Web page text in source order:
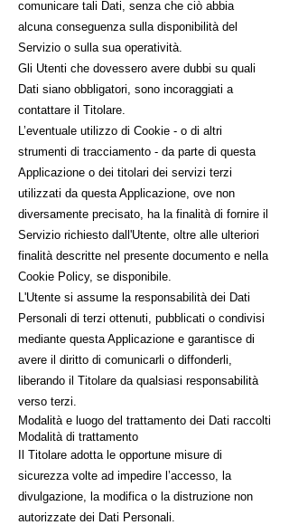
comunicare tali Dati, senza che ciò abbia
alcuna conseguenza sulla disponibilità del
Servizio o sulla sua operatività.
Gli Utenti che dovessero avere dubbi su quali
Dati siano obbligatori, sono incoraggiati a
contattare il Titolare.
L’eventuale utilizzo di Cookie - o di altri
strumenti di tracciamento - da parte di questa
Applicazione o dei titolari dei servizi terzi
utilizzati da questa Applicazione, ove non
diversamente precisato, ha la finalità di fornire il
Servizio richiesto dall'Utente, oltre alle ulteriori
finalità descritte nel presente documento e nella
Cookie Policy, se disponibile.
L'Utente si assume la responsabilità dei Dati
Personali di terzi ottenuti, pubblicati o condivisi
mediante questa Applicazione e garantisce di
avere il diritto di comunicarli o diffonderli,
liberando il Titolare da qualsiasi responsabilità
verso terzi.
Modalità e luogo del trattamento dei Dati raccolti
Modalità di trattamento
Il Titolare adotta le opportune misure di
sicurezza volte ad impedire l’accesso, la
divulgazione, la modifica o la distruzione non
autorizzate dei Dati Personali.